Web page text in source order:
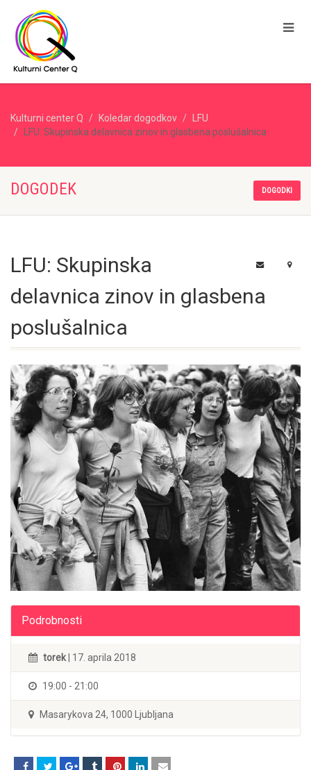
Kulturni center Q Koledar dogodkov
LFU
LFU: Skupinska delavnica zinov in glasbena poslušalnica
DOGODEK DOGODKI
LFU: Skupinska
delavnica zinov in glasbena
poslušalnica
Podrobnosti
torek | 17. aprila 2018
19:00 - 21:00
Masarykova 24, 1000 Ljubljana